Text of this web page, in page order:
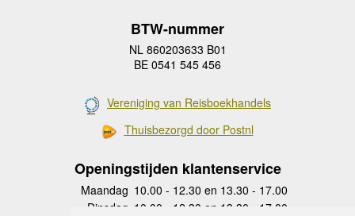
BTW-nummer
NL 860203633 B01
BE 0541 545 456
Vereniging van Reisboekhandels
Thuisbezorgd door Postnl
Openingstijden klantenservice
Maandag 10.00 - 12.30 en 13.30 - 17.00
Dinsdag 10.00 - 12.30 en 13.30 - 17.00